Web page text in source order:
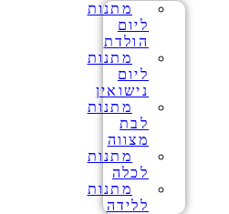
מתנות
ליום
הולדת
מתנות
ליום
נישואין
מתנות
לבת
מצווה
מתנות
לכלה
מתנות
ללידה